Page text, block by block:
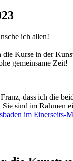
ich allen!
die Kurse in der
gemeinsame Zeit!
dass ich die
Sie sind im Rahmen
im Einerseits-